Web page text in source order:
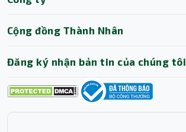
Cộng đồng Thành Nhân
Đăng ký nhận bản tin của chúng tôi